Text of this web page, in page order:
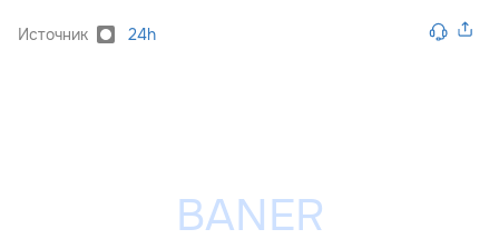
Источник 24h